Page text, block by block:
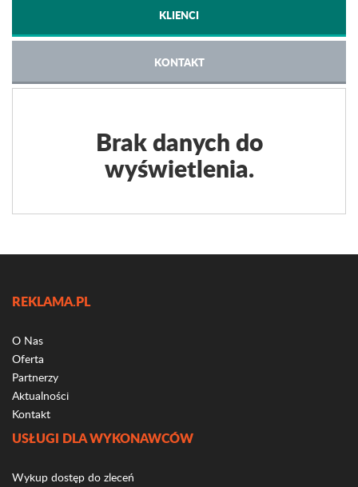
KLIENCI
KONTAKT
Brak danych do
wyświetlenia.
REKLAMA.PL
O Nas
Oferta
Partnerzy
Aktualności
Kontakt
USŁUGI DLA WYKONAWCÓW
Wykup dostęp do zleceń